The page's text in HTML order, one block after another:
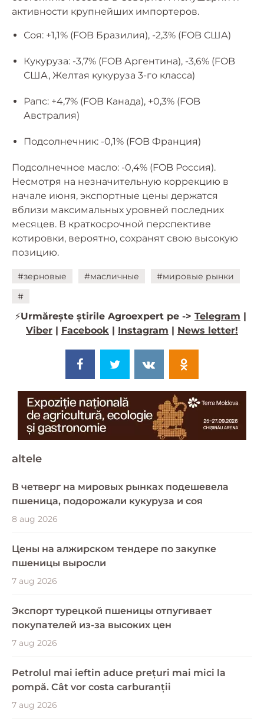
активности крупнейших импортеров.
Соя: +1,1% (FOB Бразилия), -2,3% (FOB США)
Кукуруза: -3,7% (FOB Аргентина), -3,6% (FOB
США, Желтая кукуруза 3-го класса)
Рапс: +4,7% (FOB Канада), +0,3% (FOB
Австралия)
Подсолнечник: -0,1% (FOB Франция)
Подсолнечное масло: -0,4% (FOB Россия).
Несмотря на незначительную коррекцию в
начале июня, экспортные цены держатся
вблизи максимальных уровней последних
месяцев. В краткосрочной перспективе
котировки, вероятно, сохранят свою высокую
позицию.
#зерновые #масличные
#мировые рынки
#
⚡️Urmărește știrile Agroexpert pe -> Telegram |
Viber | Facebook | Instagram | News letter!
altele
В четверг на мировых рынках подешевела
пшеница, подорожали кукуруза и соя
8 aug 2026
Цены на алжирском тендере по закупке
пшеницы выросли
7 aug 2026
Экспорт турецкой пшеницы отпугивает
покупателей из-за высоких цен
7 aug 2026
Petrolul mai ieftin aduce prețuri mai mici la
pompă. Cât vor costa carburanții
7 aug 2026